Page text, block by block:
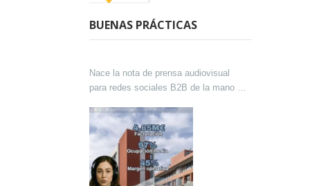
BUENAS PRÁCTICAS
Nace la nota de prensa audiovisual
para redes sociales B2B de la mano de